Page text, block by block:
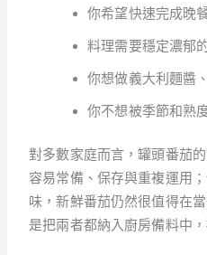
你希望快速完成晚
料理需要穩定濃郁
你想做義大利麵醬
你不想被季節和熟
對多數家庭而言，罐頭番茄
容易常備、保存與重複運用
味，新鮮番茄仍然很值得在
是把兩者都納入廚房備料中